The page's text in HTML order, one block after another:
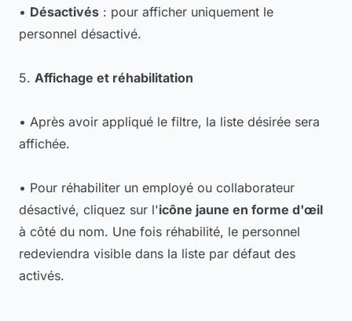
• Désactivés : pour afficher uniquement le
personnel désactivé.
5. Affichage et réhabilitation
• Après avoir appliqué le filtre, la liste désirée sera
affichée.
• Pour réhabiliter un employé ou collaborateur
désactivé, cliquez sur l'icône jaune en forme d'œil
à côté du nom. Une fois réhabilité, le personnel
redeviendra visible dans la liste par défaut des
activés.